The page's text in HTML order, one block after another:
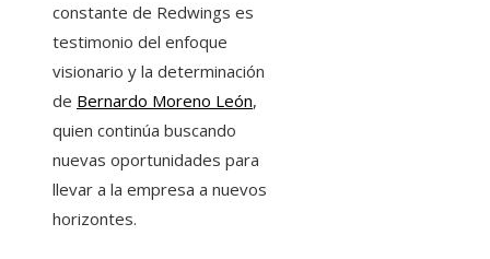
constante de Redwings es
testimonio del enfoque
visionario y la determinación
de Bernardo Moreno León,
quien continúa buscando
nuevas oportunidades para
llevar a la empresa a nuevos
horizontes.